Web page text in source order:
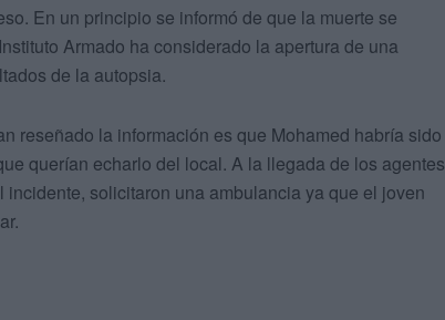
En un principio se informó de que la muerte se
Armado ha considerado la apertura de una
de la autopsia.
reseñado la información es que Mohamed habría sido
querían echarlo del local. A la llegada de los agentes
solicitaron una ambulancia ya que el joven